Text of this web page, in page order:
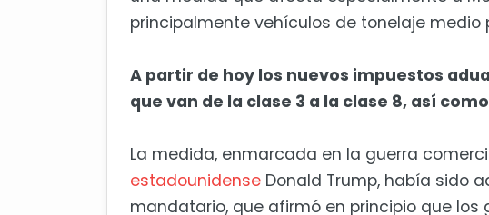
principalmente vehículos de tonelaje
A partir de hoy los nuevos impuestos
que van de la clase 3 a la clase 8, así
La medida, enmarcada en la guerra
estadounidense Donald Trump, había sido
mandatario, que afirmó en principio que